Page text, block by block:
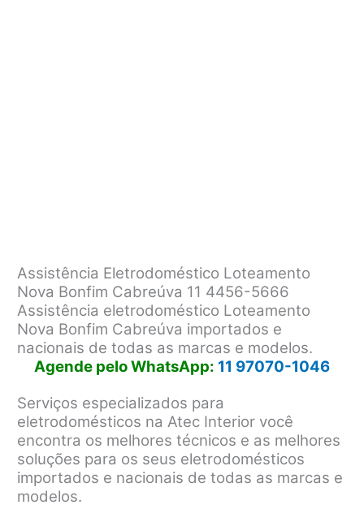
Assistência Eletrodoméstico Loteamento
Nova Bonfim Cabreúva 11 4456-5666
Assistência eletrodoméstico Loteamento
Nova Bonfim Cabreúva importados e
nacionais de todas as marcas e modelos.
Agende pelo WhatsApp: 11 97070-1046
Serviços especializados para
eletrodomésticos na Atec Interior você
encontra os melhores técnicos e as melhores
soluções para os seus eletrodomésticos
importados e nacionais de todas as marcas e
modelos.